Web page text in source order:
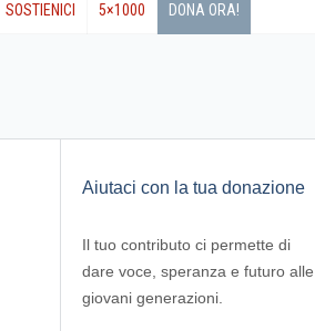
SOSTIENICI 5×1000 DONA ORA!
Aiutaci con la tua donazione
Il tuo contributo ci permette di
dare voce, speranza e futuro alle
giovani generazioni.